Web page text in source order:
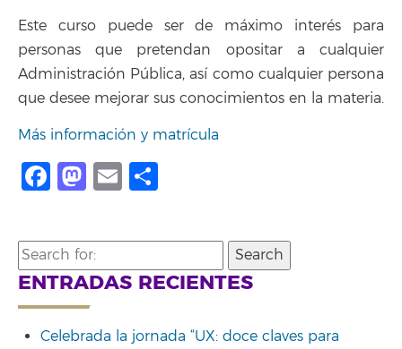
Este curso puede ser de máximo interés para
personas que pretendan opositar a cualquier
Administración Pública, así como cualquier persona
que desee mejorar sus conocimientos en la materia.
Más información y matrícula
Facebook
Mastodon
Email
Search
for:
ENTRADAS RECIENTES
Celebrada la jornada “UX: doce claves para